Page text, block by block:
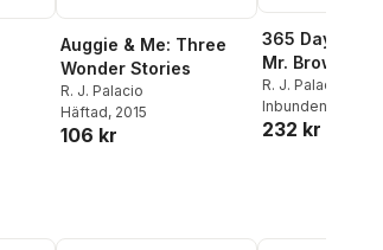
Auggie & Me: Three
Wonder Stories
R. J. Palacio
Häftad, 2015
106 kr
365 Days of
Mr. Browne's
Precepts
R. J. Palacio
Inbunden
232 kr